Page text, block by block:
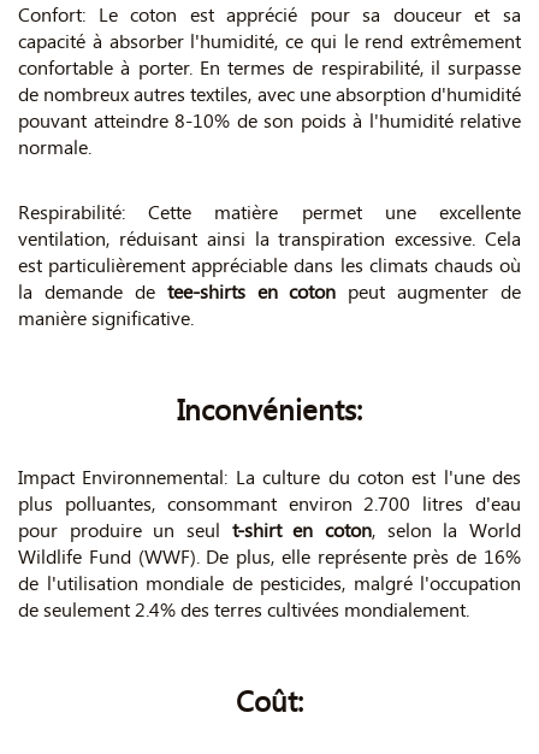
Confort: Le coton est apprécié pour sa douceur et sa
capacité à absorber l'humidité, ce qui le rend extrêmement
confortable à porter. En termes de respirabilité, il surpasse
de nombreux autres textiles, avec une absorption d'humidité
pouvant atteindre 8-10% de son poids à l'humidité relative
normale.
Respirabilité: Cette matière permet une excellente
ventilation, réduisant ainsi la transpiration excessive. Cela
est particulièrement appréciable dans les climats chauds où
la demande de tee-shirts en coton peut augmenter de
manière significative.
Inconvénients:
Impact Environnemental: La culture du coton est l'une des
plus polluantes, consommant environ 2.700 litres d'eau
pour produire un seul t-shirt en coton, selon la World
Wildlife Fund (WWF). De plus, elle représente près de 16%
de l'utilisation mondiale de pesticides, malgré l'occupation
de seulement 2.4% des terres cultivées mondialement.
Coût: